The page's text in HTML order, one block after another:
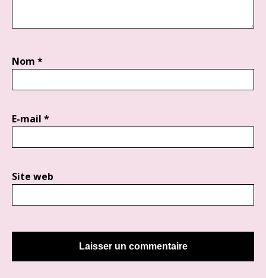
Nom *
E-mail *
Site web